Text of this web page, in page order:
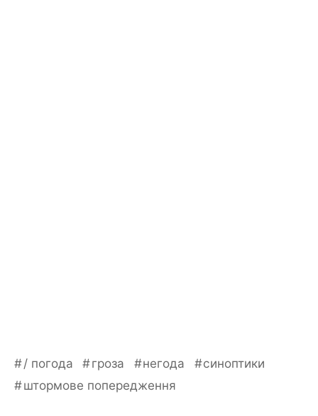
/ погода гроза негода
синоптики
штормове попередження